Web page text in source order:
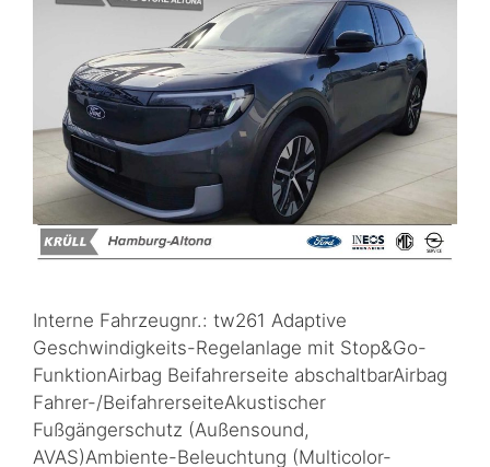
Interne Fahrzeugnr.: tw261 Adaptive
Geschwindigkeits-Regelanlage mit Stop&Go-
FunktionAirbag Beifahrerseite abschaltbarAirbag
Fahrer-/BeifahrerseiteAkustischer
Fußgängerschutz (Außensound,
AVAS)Ambiente-Beleuchtung (Multicolor-